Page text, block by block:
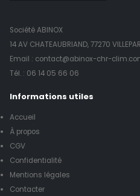
Société ABINOX
14 AV CHATEAUBRIAND, 77270
Email : contact@abinox-chr-
Tél. : 06 14 05 66 06
Informations utiles
Accueil
À propos
CGV
Confidentialité
Mentions légales
Contacter